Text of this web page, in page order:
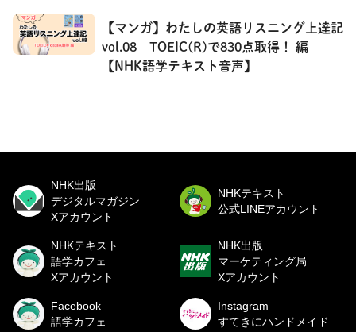
【マンガ】わたしの英語リスニング上達記
vol.08 TOEIC(R)で830点取得！ 編
【NHK語学テキスト音声】
NHK出版
デジタルマガジン
Xアカウント
NHKテキスト
公式LINEアカウント
NHKテキスト
語学カフェ
Xアカウント
NHK出版
マーケティング局
Xアカウント
Facebook
語学カフェ
Instagram
すてきにハンドメイド